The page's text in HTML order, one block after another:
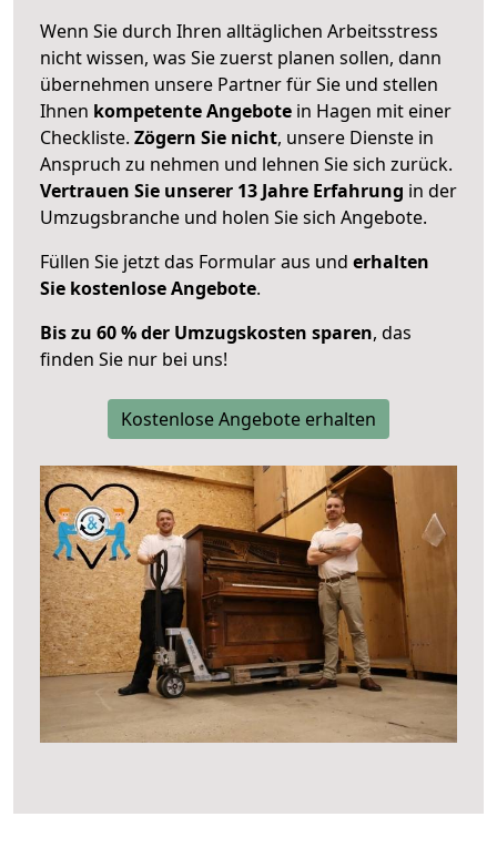
Wenn Sie durch Ihren alltäglichen Arbeitsstress
nicht wissen, was Sie zuerst planen sollen, dann
übernehmen unsere Partner für Sie und stellen
Ihnen kompetente Angebote in Hagen mit einer
Checkliste. Zögern Sie nicht, unsere Dienste in
Anspruch zu nehmen und lehnen Sie sich zurück.
Vertrauen Sie unserer 13 Jahre Erfahrung in der
Umzugsbranche und holen Sie sich Angebote.
Füllen Sie jetzt das Formular aus und erhalten
Sie kostenlose Angebote.
Bis zu 60 % der Umzugskosten sparen, das
finden Sie nur bei uns!
Kostenlose Angebote erhalten